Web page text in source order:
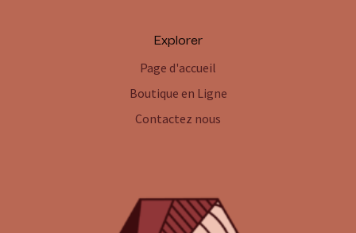
Explorer
Page d'accueil
Boutique en Ligne
Contactez nous